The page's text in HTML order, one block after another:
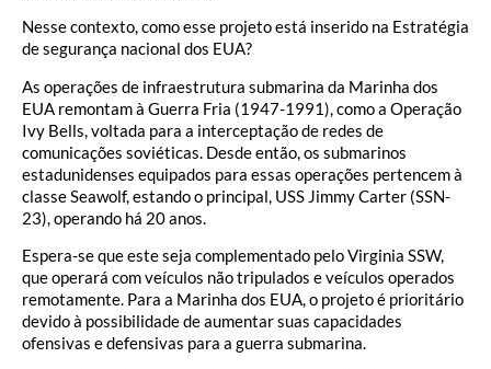
Nesse contexto, como esse projeto está inserido na Estratégia
de segurança nacional dos EUA?
As operações de infraestrutura submarina da Marinha dos
EUA remontam à Guerra Fria (1947-1991), como a Operação
Ivy Bells, voltada para a interceptação de redes de
comunicações soviéticas. Desde então, os submarinos
estadunidenses equipados para essas operações pertencem à
classe Seawolf, estando o principal, USS Jimmy Carter (SSN-
23), operando há 20 anos.
Espera-se que este seja complementado pelo Virginia SSW,
que operará com veículos não tripulados e veículos operados
remotamente. Para a Marinha dos EUA, o projeto é prioritário
devido à possibilidade de aumentar suas capacidades
ofensivas e defensivas para a guerra submarina.